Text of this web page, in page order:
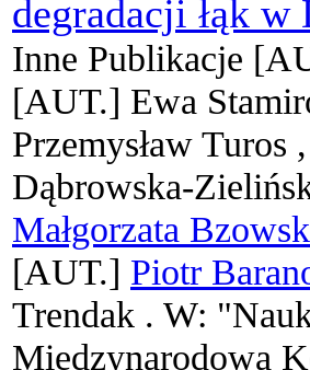
degradacji łąk
Inne Publikacje
[AUT.] Ewa
Przemysław Turos ,
Dąbrowska-
Małgorzata
[AUT.] Piotr
Trendak . W:
Międzynarodowa